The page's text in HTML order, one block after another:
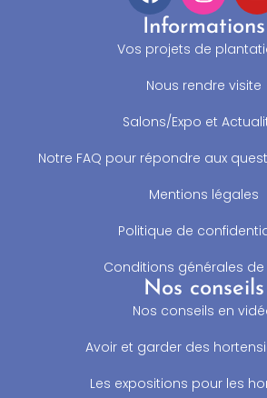
Informations
Vos projets de
Nous rendre visite
Salons/Expo et
Notre FAQ pour répondre aux
Mentions légales
Politique de
Conditions générales de
Nos conseils
Nos conseils en
Avoir et garder des
Les expositions pour les